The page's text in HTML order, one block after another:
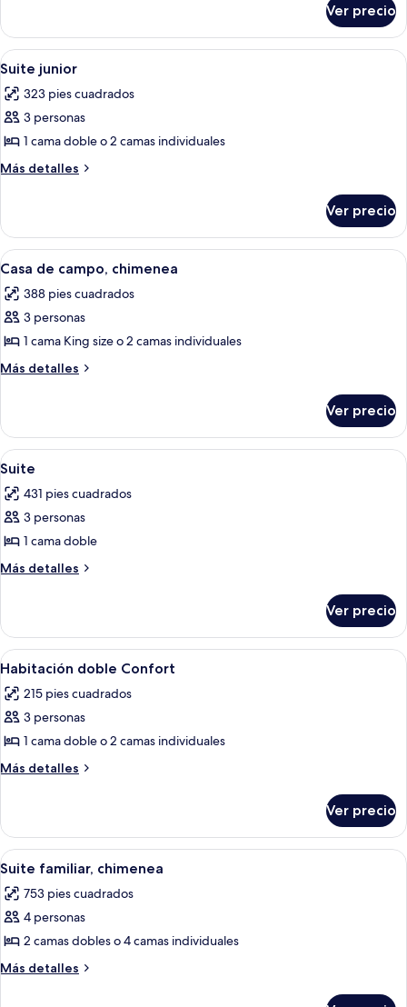
estándar
Ver precio
Abrir
todas
las
fotos
de
Suite
Un dormitorio moderno con una
7
Suite junior
323 pies cuadrados
3 personas
1 cama doble o 2 camas individuales
Más detalles
Más
junior
Ver precio
Abrir
todas
las
fotos
de
Casa
chimenea
Una habitación de hotel con
5
Casa de campo, chimenea
388 pies cuadrados
3 personas
1 cama King size o 2 camas individuales
Más detalles
Más
de
campo,
chimenea
Ver precio
Abrir
todas
las
fotos
de
Suite
Caja de seguridad en la habitación y
7
Suite
431 pies cuadrados
3 personas
1 cama doble
Más detalles
Más
Ver precio
Abrir
todas
las
fotos
de
Habitación
Una habitación de hotel con una
6
Habitación doble Confort
215 pies cuadrados
3 personas
1 cama doble o 2 camas individuales
Más detalles
Más
doble
Confort
Ver precio
Abrir
todas
las
fotos
de
Suite
Una habitación acogedora con un
5
Suite familiar, chimenea
753 pies cuadrados
4 personas
2 camas dobles o 4 camas individuales
Más detalles
Más